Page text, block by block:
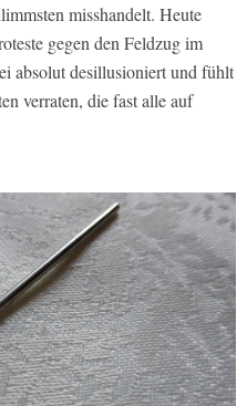
misshandelt. Heute
gegen den Feldzug im
absolut desillusioniert und fühlt
verraten, die fast alle auf